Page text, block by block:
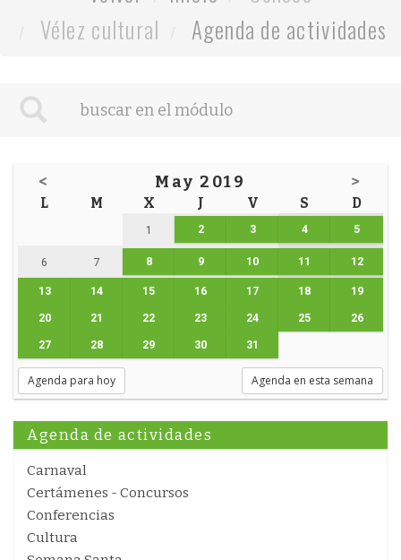
Vélez cultural
Agenda de actividades
< May 2019 >
L M X J V S D
1 2 3 4 5
6 7 8 9 10 11 12
13 14 15 16 17 18 19
20 21 22 23 24 25 26
27 28 29 30 31
Agenda para hoy Agenda en esta semana
Agenda de actividades
Carnaval
Certámenes - Concursos
Conferencias
Cultura